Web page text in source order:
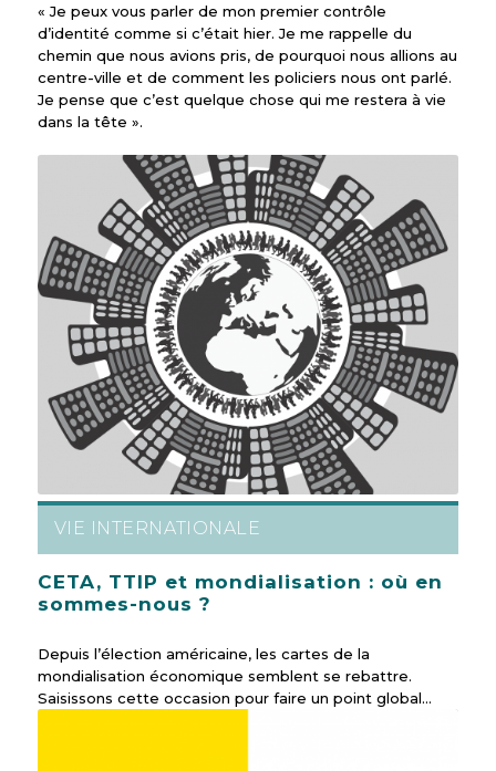
« Je peux vous parler de mon premier contrôle
d’identité comme si c’était hier. Je me rappelle du
chemin que nous avions pris, de pourquoi nous allions au
centre-ville et de comment les policiers nous ont parlé.
Je pense que c’est quelque chose qui me restera à vie
dans la tête ».
VIE INTERNATIONALE
CETA, TTIP et mondialisation : où en
sommes-nous ?
Depuis l’élection américaine, les cartes de la
mondialisation économique semblent se rebattre.
Saisissons cette occasion pour faire un point global…